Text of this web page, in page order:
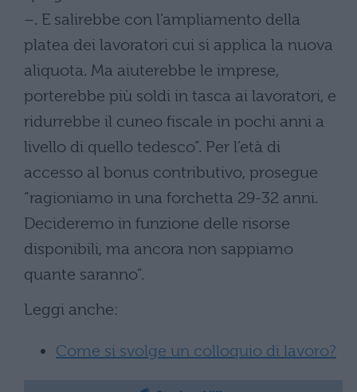
–. E salirebbe con l’ampliamento della
platea dei lavoratori cui si applica la nuova
aliquota. Ma aiuterebbe le imprese,
porterebbe più soldi in tasca ai lavoratori, e
ridurrebbe il cuneo fiscale in pochi anni a
livello di quello tedesco”. Per l’età di
accesso al bonus contributivo, prosegue
“ragioniamo in una forchetta 29-32 anni.
Decideremo in funzione delle risorse
disponibili, ma ancora non sappiamo
quante saranno”.
Leggi anche:
Come si svolge un colloquio di lavoro?